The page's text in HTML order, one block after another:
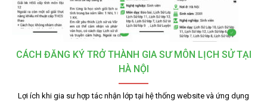
CÁCH ĐĂNG KÝ TRỞ THÀNH GIA SƯ MÔN LỊCH SỬ TẠI
HÀ NỘI
Lợi ích khi gia sư hợp tác nhận lớp tại hệ thống website và ứng dụng